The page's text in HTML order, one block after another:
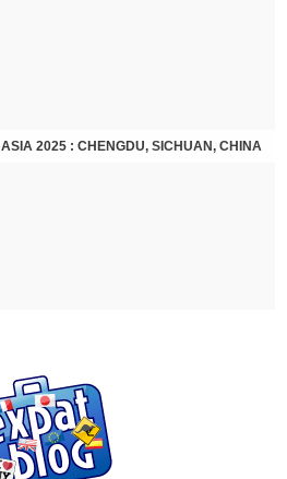
ASIA 2025 : CHENGDU, SICHUAN, CHINA
CHENGDU 2025